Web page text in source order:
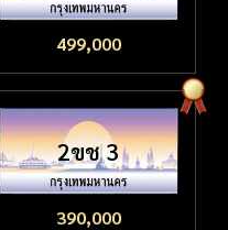
499,000
2ขช 3
390,000